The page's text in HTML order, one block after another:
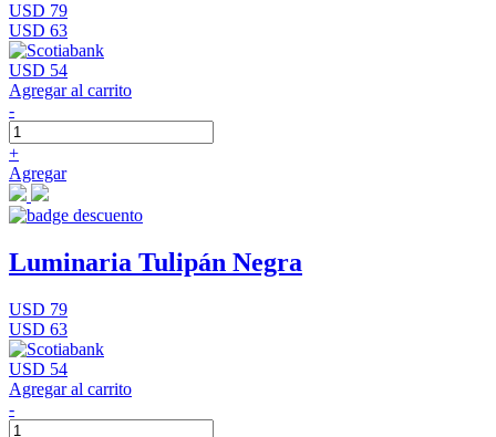
USD 79
USD 63
USD 54
Agregar al carrito
-
+
Agregar
Luminaria Tulipán Negra
USD 79
USD 63
USD 54
Agregar al carrito
-